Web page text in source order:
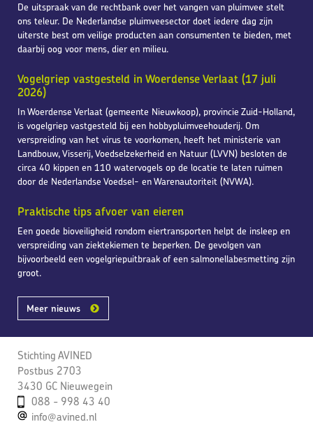
De uitspraak van de rechtbank over het vangen van pluimvee stelt
ons teleur. De Nederlandse pluimveesector doet iedere dag zijn
uiterste best om veilige producten aan consumenten te bieden, met
daarbij oog voor mens, dier en milieu.
Vogelgriep vastgesteld in Woerdense Verlaat (17 juli
2026)
In Woerdense Verlaat (gemeente Nieuwkoop), provincie Zuid-Holland,
is vogelgriep vastgesteld bij een hobbypluimveehouderij. Om
verspreiding van het virus te voorkomen, heeft het ministerie van
Landbouw, Visserij, Voedselzekerheid en Natuur (LVVN) besloten de
circa 40 kippen en 110 watervogels op de locatie te laten ruimen
door de Nederlandse Voedsel- en Warenautoriteit (NVWA).
Praktische tips afvoer van eieren
Een goede bioveiligheid rondom eiertransporten helpt de insleep en
verspreiding van ziektekiemen te beperken. De gevolgen van
bijvoorbeeld een vogelgriepuitbraak of een salmonellabesmetting zijn
groot.
Meer nieuws
Stichting AVINED
Postbus 2703
3430 GC Nieuwegein
088 - 998 43 40
info@avined.nl